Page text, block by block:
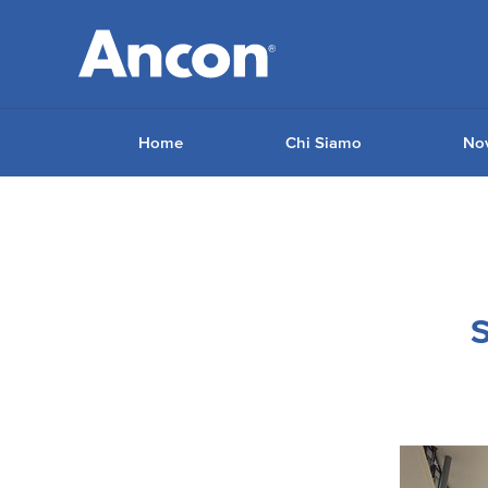
Home Chi Siamo